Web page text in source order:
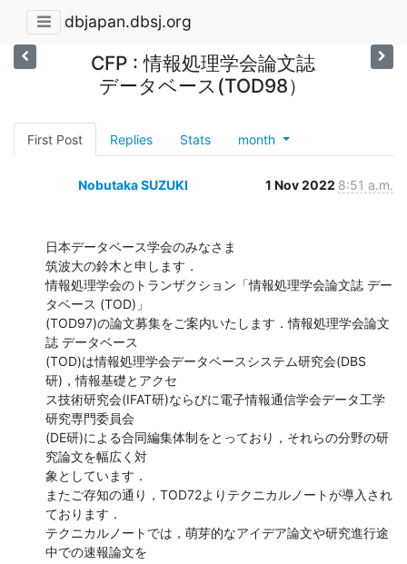
dbjapan.dbsj.org
CFP : 情報処理学会論文誌
データベース(TOD98）
First Post Replies Stats month
Nobutaka SUZUKI 1 Nov 2022 8:51 a.m.
日本データベース学会のみなさま
筑波大の鈴木と申します．
情報処理学会のトランザクション「情報処理学会論文誌 デー
タベース (TOD)」
(TOD97)の論文募集をご案内いたします．情報処理学会論文
誌 データベース
(TOD)は情報処理学会データベースシステム研究会(DBS
研)，情報基礎とアクセ
ス技術研究会(IFAT研)ならびに電子情報通信学会データ工学
研究専門委員会
(DE研)による合同編集体制をとっており，それらの分野の研
究論文を幅広く対
象としています．
またご存知の通り，TOD72よりテクニカルノートが導入され
ております．
テクニカルノートでは，萌芽的なアイデア論文や研究進行途
中での速報論文を